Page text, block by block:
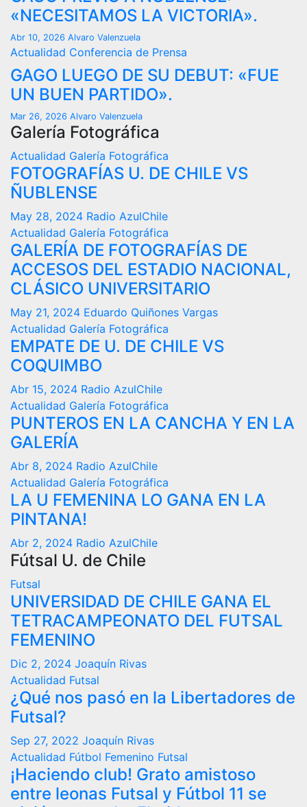
«NECESITAMOS LA VICTORIA».
Abr 10, 2026 Alvaro Valenzuela
Actualidad Conferencia de Prensa
GAGO LUEGO DE SU DEBUT: «FUE
UN BUEN PARTIDO».
Mar 26, 2026 Alvaro Valenzuela
Galería Fotográfica
Actualidad Galería Fotográfica
FOTOGRAFÍAS U. DE CHILE VS
ÑUBLENSE
May 28, 2024 Radio AzulChile
Actualidad Galería Fotográfica
GALERÍA DE FOTOGRAFÍAS DE
ACCESOS DEL ESTADIO NACIONAL,
CLÁSICO UNIVERSITARIO
May 21, 2024 Eduardo Quiñones Vargas
Actualidad Galería Fotográfica
EMPATE DE U. DE CHILE VS
COQUIMBO
Abr 15, 2024 Radio AzulChile
Actualidad Galería Fotográfica
PUNTEROS EN LA CANCHA Y EN LA
GALERÍA
Abr 8, 2024 Radio AzulChile
Actualidad Galería Fotográfica
LA U FEMENINA LO GANA EN LA
PINTANA!
Abr 2, 2024 Radio AzulChile
Fútsal U. de Chile
Futsal
UNIVERSIDAD DE CHILE GANA EL
TETRACAMPEONATO DEL FUTSAL
FEMENINO
Dic 2, 2024 Joaquín Rivas
Actualidad Futsal
¿Qué nos pasó en la Libertadores de
Futsal?
Sep 27, 2022 Joaquín Rivas
Actualidad Fútbol Femenino Futsal
¡Haciendo club! Grato amistoso
entre leonas Futsal y Fútbol 11 se